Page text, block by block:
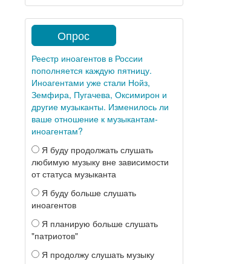
Опрос
Реестр иноагентов в России
пополняется каждую пятницу.
Иноагентами уже стали Нойз,
Земфира, Пугачева, Оксимирон и
другие музыканты. Изменилось ли
ваше отношение к музыкантам-
иноагентам?
Я буду продолжать слушать
любимую музыку вне зависимости
от статуса музыканта
Я буду больше слушать
иноагентов
Я планирую больше слушать
"патриотов"
Я продолжу слушать музыку